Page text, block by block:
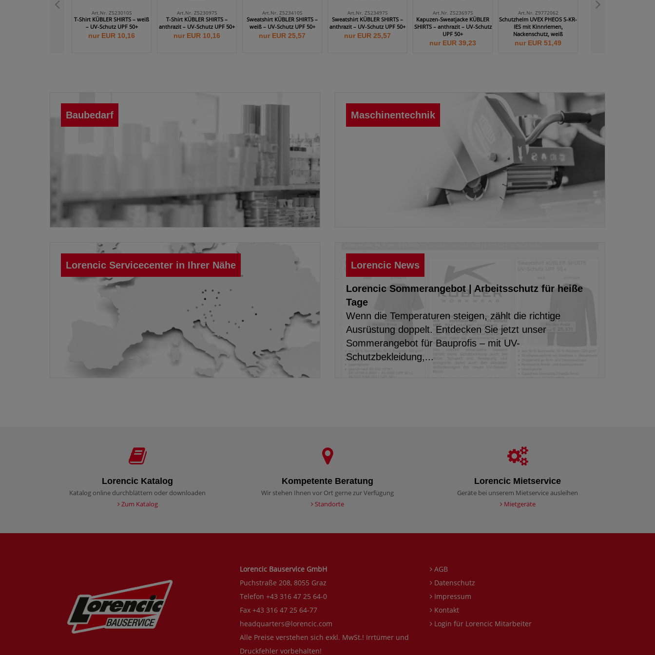
Art.Nr. Z523010S
T-Shirt KÜBLER SHIRTS – weiß
– UV-Schutz UPF 50+
nur EUR 10,16
Art.Nr. Z523097S
T-Shirt KÜBLER SHIRTS –
anthrazit – UV-Schutz UPF 50+
nur EUR 10,16
Art.Nr. Z523410S
Sweatshirt KÜBLER SHIRTS –
weiß – UV-Schutz UPF 50+
nur EUR 25,57
Art.Nr. Z523497S
Sweatshirt KÜBLER SHIRTS –
anthrazit – UV-Schutz UPF 50+
nur EUR 25,57
Art.Nr. Z523697S
Kapuzen-Sweatjacke KÜBLER
SHIRTS – anthrazit – UV-Schutz
UPF 50+
nur EUR 39,23
Art.Nr. Z9772062
Schutzhelm UVEX PHEOS S-KR-
IES mit Kinnriemen,
Nackenschutz, weiß
nur EUR 51,49
Baubedarf Maschinentechnik
Lorencic Servicecenter in Ihrer Nähe Lorencic News
Lorencic Sommerangebot | Arbeitsschutz für heiße
Tage
Wenn die Temperaturen steigen, zählt die richtige
Ausrüstung doppelt. Entdecken Sie jetzt unser
Sommerangebot für Bauprofis – mit UV-
Schutzbekleidung,...
Lorencic Katalog
Katalog online durchblättern oder downloaden
Zum Katalog
Kompetente Beratung
Wir stehen Ihnen vor Ort gerne zur Verfügung
Standorte
Lorencic Mietservice
Geräte bei unserem Mietservice ausleihen
Mietgeräte
Lorencic Bauservice GmbH
Puchstraße 208, 8055 Graz
Telefon +43 316 47 25 64-0
Fax +43 316 47 25 64-77
headquarters@lorencic.com
Alle Preise verstehen sich exkl. MwSt.! Irrtümer und
Druckfehler vorbehalten!
AGB
Datenschutz
Impressum
Kontakt
Login für Lorencic Mitarbeiter